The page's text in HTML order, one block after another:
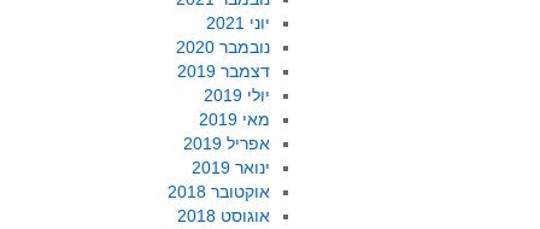
יוני 2021
נובמבר 2020
דצמבר 2019
יולי 2019
מאי 2019
אפריל 2019
ינואר 2019
אוקטובר 2018
אוגוסט 2018